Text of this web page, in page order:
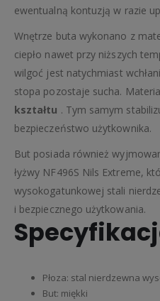
ewentualną kontuzją w razie
Wnętrze buta wykonano z
ciepło nawet przy niższych
wilgoć jest natychmiast
stopa pozostaje sucha.
kształtu . Tym samym
bezpieczeństwo użytkownika.
But posiada również
łyżwy NF496S Nils Extreme,
wysokogatunkowej stali
i bezpiecznego użytkowania.
Płoza: stal nierdzewna
But: miękki